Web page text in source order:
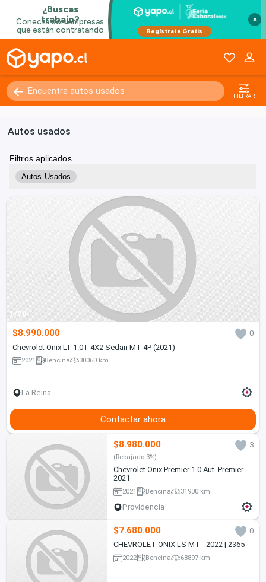
×
FILTRAR
Autos usados
Filtros aplicados
Autos Usados
1/20
$8.990.000
0
Chevrolet Onix LT 1.0T 4X2 Sedan MT 4P (2021)
2021 Bencina 30060 km
La Reina
Contactar ahora
$8.980.000 3
(Rebajado 3%)
Chevrolet Onix Premier 1.0 Aut. Premier
2021
2021 Bencina 31900 km
Providencia
$7.680.000
0
CHEVROLET ONIX LS MT - 2022 | 2365
2022 Bencina 68897 km